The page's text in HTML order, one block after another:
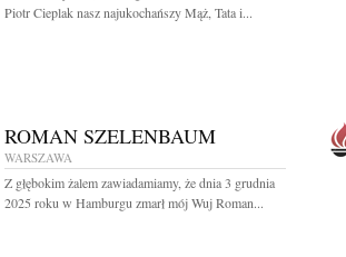
Piotr Cieplak nasz najukochańszy Mąż, Tata i...
ROMAN SZELENBAUM
WARSZAWA
Z głębokim żalem zawiadamiamy, że dnia 3 grudnia
2025 roku w Hamburgu zmarł mój Wuj Roman...